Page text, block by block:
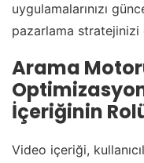
uygulamalarınızı
pazarlama
Arama
İçeriğinin
Video içeriği,